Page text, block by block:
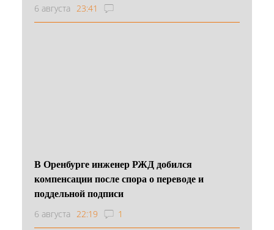
6 августа 23:41
В Оренбурге инженер РЖД добился
компенсации после спора о переводе и
поддельной подписи
6 августа 22:19 1